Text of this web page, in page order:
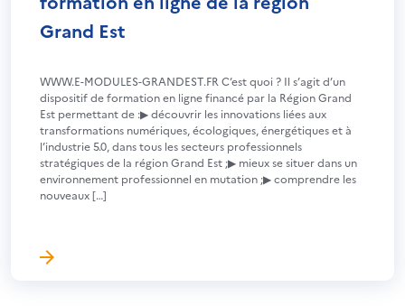
Grand Est
WWW.E-MODULES-GRANDEST.FR C’est quoi ? Il s’agit d’un
dispositif de formation en ligne financé par la Région Grand
Est permettant de :▶ découvrir les innovations liées aux
transformations numériques, écologiques, énergétiques et à
l’industrie 5.0, dans tous les secteurs professionnels
stratégiques de la région Grand Est ;▶ mieux se situer dans un
environnement professionnel en mutation ;▶ comprendre les
nouveaux […]